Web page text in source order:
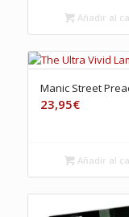
era:
20,00€.
Añadir al
Manic Street
23,95€
Añadir al